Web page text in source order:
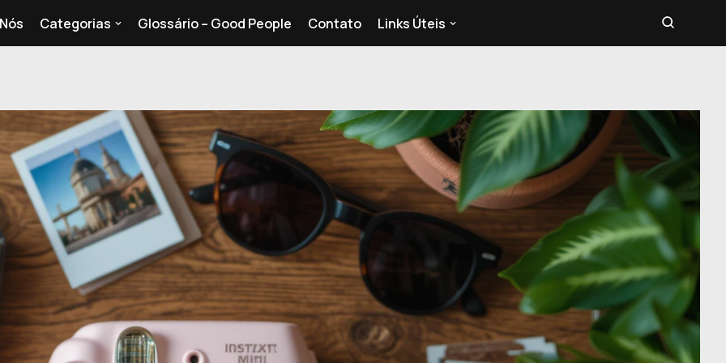
Categorias Glossário – Good People Contato Links Úteis